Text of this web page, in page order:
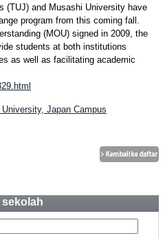
(TUJ) and Musashi University have
program from this coming fall.
(MOU) signed in 2009, the
students at both institutions
as well as facilitating academic
Japan Campus
sekolah